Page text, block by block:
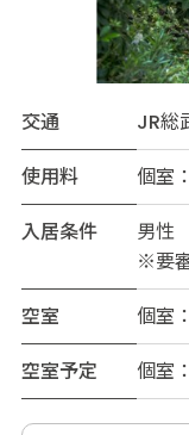
交通
JR総
使用料
個室
入居条件
男性
※要
空室
個室
空室予定
個室